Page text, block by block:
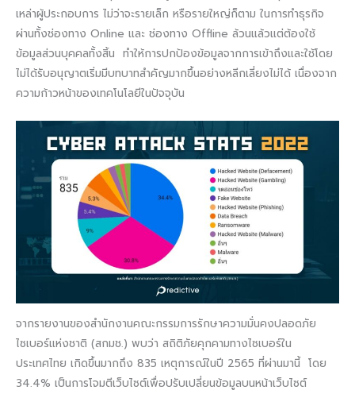
เหล่าผู้ประกอบการ ไม่ว่าจะรายเล็ก หรือรายใหญ่ก็ตาม ในการทำธุรกิจ
ผ่านทั้งช่องทาง Online และ ช่องทาง Offline ล้วนแล้วแต่ต้องใช้
ข้อมูลส่วนบุคคลทั้งสิ้น ทำให้การปกป้องข้อมูลจากการเข้าถึงและใช้โดย
ไม่ได้รับอนุญาตเริ่มมีบทบาทสำคัญมากขึ้นอย่างหลีกเลี่ยงไม่ได้ เนื่องจาก
ความก้าวหน้าของเทคโนโลยีในปัจจุบัน
จากรายงานของสำนักงานคณะกรรมการรักษาความมั่นคงปลอดภัย
ไซเบอร์แห่งชาติ (สกมช.) พบว่า สถิติภัยคุกคามทางไซเบอร์ใน
ประเทศไทย เกิดขึ้นมากถึง 835 เหตุการณ์ในปี 2565 ที่ผ่านมานี้ โดย
34.4% เป็นการโจมตีเว็บไซต์เพื่อปรับเปลี่ยนข้อมูลบนหน้าเว็บไซต์